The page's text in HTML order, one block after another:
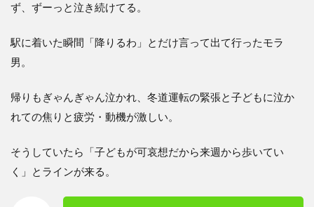
ず、ずーっと泣き続けてる。
駅に着いた瞬間「降りるわ」とだけ言って出て行ったモラ
男。
帰りもぎゃんぎゃん泣かれ、冬道運転の緊張と子どもに泣か
れての焦りと疲労・動機が激しい。
そうしていたら「子どもが可哀想だから来週から歩いてい
く」とラインが来る。